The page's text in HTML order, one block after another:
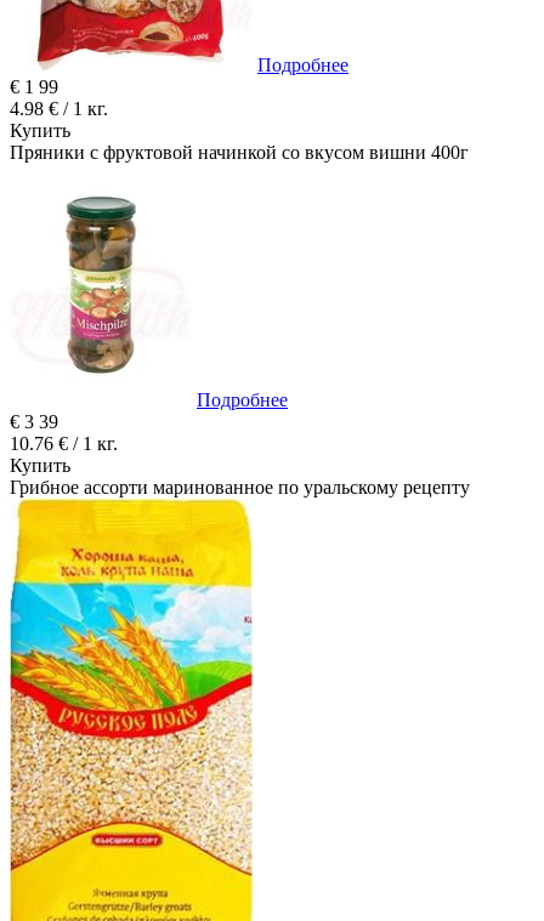
Подробнее
€ 1 99
4.98 € / 1 кг.
Купить
Пряники с фруктовой начинкой со вкусом вишни 400г
Подробнее
€ 3 39
10.76 € / 1 кг.
Купить
Грибное ассорти маринованное по уральскому рецепту